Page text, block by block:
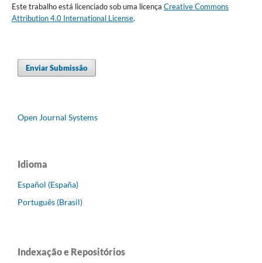
Este trabalho está licenciado sob uma licença Creative Commons
Attribution 4.0 International License.
Enviar Submissão
Open Journal Systems
Idioma
Español (España)
Português (Brasil)
Indexação e Repositórios